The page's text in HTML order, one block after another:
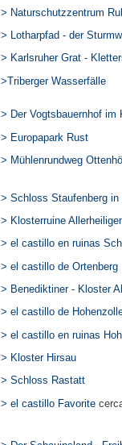
> Naturschutzzentrum
> Lotharpfad - der
> Karlsruher Grat -
>Triberger Wasserfälle
> Der Vogtsbauernhof im
> Europapark Rust
> Mühlenrundweg
> Schloss Staufenberg in
> Klosterruine
> el castillo en ruinas
> el castillo de Ortenberg
> Benediktiner - Kloster
> el castillo de
> el castillo en ruinas
> Kloster Hirsau
> Schloss Rastatt
> el castillo Favorite